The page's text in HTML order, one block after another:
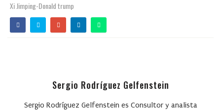
Xi Jimping-Donald trump
Sergio Rodríguez Gelfenstein
Sergio Rodríguez Gelfenstein es Consultor y analista